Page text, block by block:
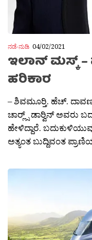
ನಡೆ-ನುಡಿ 04/02/2021
ಇಲಾನ್ ಮಸ್ಕ್
ಹರಿಕಾರ
– ಶಿವಮೂರ‍್ತಿ. ಹೆಚ್.
ಚಾರ‍್ಲ್ಸ್ ಡಾರ‍್ವಿನ್ ಅವರು
ಹೇಳಿದ್ದಾರೆ.
ಅತ್ಯಂತ ಬುದ್ದಿವಂತ